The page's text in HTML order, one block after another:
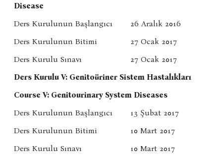
Disease
Ders Kurulunun Başlangıcı
26 Aralık 2016
Ders Kurulunun Bitimi
27 Ocak 2017
Ders Kurulu Sınavı
27 Ocak 2017
Ders Kurulu V: Genitoüriner Sistem Hastalıkları
Course V: Genitourinary System Diseases
Ders Kurulunun Başlangıcı
13 Şubat 2017
Ders Kurulunun Bitimi
10 Mart 2017
Ders Kurulu Sınavı
10 Mart 2017